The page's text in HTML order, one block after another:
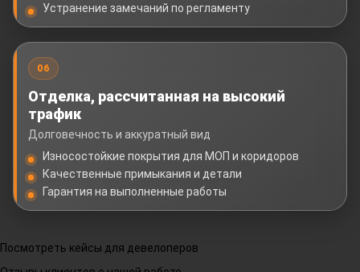
Устранение замечаний по регламенту
06
Отделка, рассчитанная на высокий
трафик
Долговечность и аккуратный вид
Износостойкие покрытия для МОП и коридоров
Качественные примыкания и детали
Гарантия на выполненные работы
Посмотреть кейсы для девелоперов